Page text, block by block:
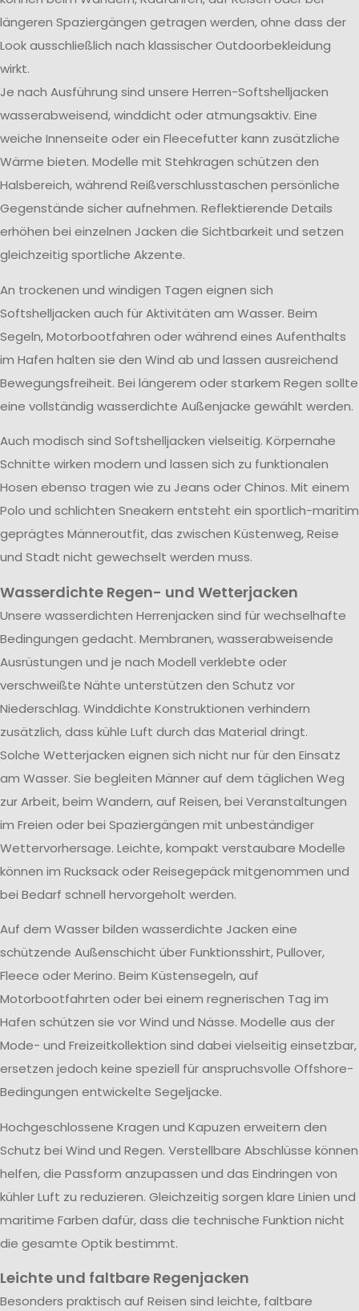
längeren Spaziergängen getragen werden, ohne dass der
Look ausschließlich nach klassischer Outdoorbekleidung
wirkt.
Je nach Ausführung sind unsere Herren-Softshelljacken
wasserabweisend, winddicht oder atmungsaktiv. Eine
weiche Innenseite oder ein Fleecefutter kann zusätzliche
Wärme bieten. Modelle mit Stehkragen schützen den
Halsbereich, während Reißverschlusstaschen persönliche
Gegenstände sicher aufnehmen. Reflektierende Details
erhöhen bei einzelnen Jacken die Sichtbarkeit und setzen
gleichzeitig sportliche Akzente.
An trockenen und windigen Tagen eignen sich
Softshelljacken auch für Aktivitäten am Wasser. Beim
Segeln, Motorbootfahren oder während eines Aufenthalts
im Hafen halten sie den Wind ab und lassen ausreichend
Bewegungsfreiheit. Bei längerem oder starkem Regen sollte
eine vollständig wasserdichte Außenjacke gewählt werden.
Auch modisch sind Softshelljacken vielseitig. Körpernahe
Schnitte wirken modern und lassen sich zu funktionalen
Hosen ebenso tragen wie zu Jeans oder Chinos. Mit einem
Polo und schlichten Sneakern entsteht ein sportlich-maritim
geprägtes Männeroutfit, das zwischen Küstenweg, Reise
und Stadt nicht gewechselt werden muss.
Wasserdichte Regen- und Wetterjacken
Unsere wasserdichten Herrenjacken sind für wechselhafte
Bedingungen gedacht. Membranen, wasserabweisende
Ausrüstungen und je nach Modell verklebte oder
verschweißte Nähte unterstützen den Schutz vor
Niederschlag. Winddichte Konstruktionen verhindern
zusätzlich, dass kühle Luft durch das Material dringt.
Solche Wetterjacken eignen sich nicht nur für den Einsatz
am Wasser. Sie begleiten Männer auf dem täglichen Weg
zur Arbeit, beim Wandern, auf Reisen, bei Veranstaltungen
im Freien oder bei Spaziergängen mit unbeständiger
Wettervorhersage. Leichte, kompakt verstaubare Modelle
können im Rucksack oder Reisegepäck mitgenommen und
bei Bedarf schnell hervorgeholt werden.
Auf dem Wasser bilden wasserdichte Jacken eine
schützende Außenschicht über Funktionsshirt, Pullover,
Fleece oder Merino. Beim Küstensegeln, auf
Motorbootfahrten oder bei einem regnerischen Tag im
Hafen schützen sie vor Wind und Nässe. Modelle aus der
Mode- und Freizeitkollektion sind dabei vielseitig einsetzbar,
ersetzen jedoch keine speziell für anspruchsvolle Offshore-
Bedingungen entwickelte Segeljacke.
Hochgeschlossene Kragen und Kapuzen erweitern den
Schutz bei Wind und Regen. Verstellbare Abschlüsse können
helfen, die Passform anzupassen und das Eindringen von
kühler Luft zu reduzieren. Gleichzeitig sorgen klare Linien und
maritime Farben dafür, dass die technische Funktion nicht
die gesamte Optik bestimmt.
Leichte und faltbare Regenjacken
Besonders praktisch auf Reisen sind leichte, faltbare